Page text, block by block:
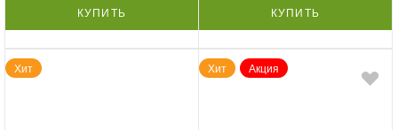
КУПИТЬ КУПИТЬ
Хит Хит Акция